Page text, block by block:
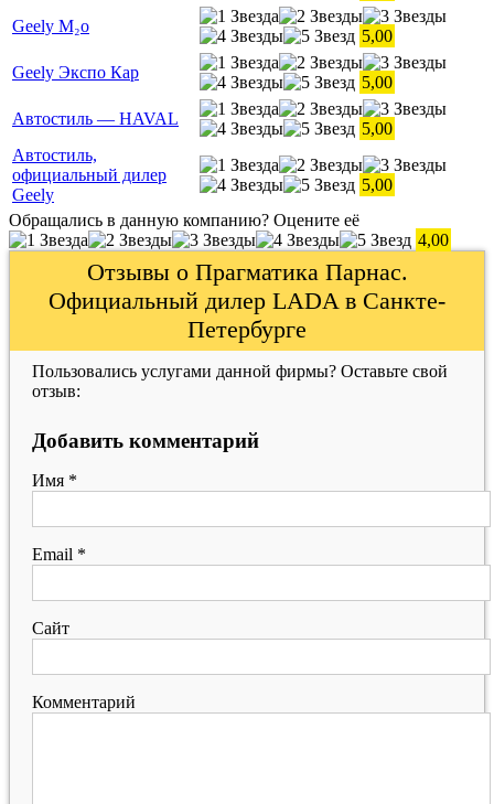
Geely М₂о
5,00
Geely Экспо Кар
5,00
Автостиль — HAVAL
5,00
Автостиль,
официальный дилер
Geely
5,00
Обращались в данную компанию? Оцените её
4,00
Отзывы о Прагматика Парнас.
Официальный дилер LADA в Санкте-
Петербурге
Пользовались услугами данной фирмы? Оставьте свой
отзыв:
Добавить комментарий
Имя *
Email *
Сайт
Комментарий